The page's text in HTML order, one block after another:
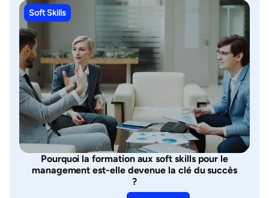
Soft Skills
Pourquoi la formation aux soft skills pour le
management est-elle devenue la clé du succès
?